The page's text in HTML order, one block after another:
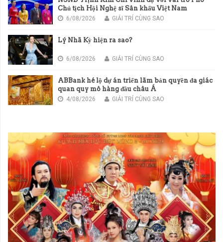
Chủ tịch Hội Nghệ sĩ Sân khấu Việt Nam
6/08/2026 GIẢI TRÍ CÙNG SAO
Lý Nhã Kỳ hiện ra sao?
6/08/2026 GIẢI TRÍ CÙNG SAO
ABBank hé lộ dự án triển lãm bản quyền đa giác
quan quy mô hàng đầu châu Á
4/08/2026 GIẢI TRÍ CÙNG SAO